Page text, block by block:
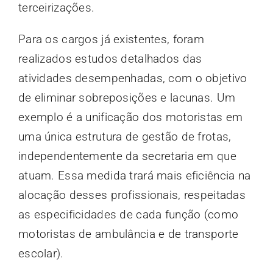
terceirizações.
Para os cargos já existentes, foram
realizados estudos detalhados das
atividades desempenhadas, com o objetivo
de eliminar sobreposições e lacunas. Um
exemplo é a unificação dos motoristas em
uma única estrutura de gestão de frotas,
independentemente da secretaria em que
atuam. Essa medida trará mais eficiência na
alocação desses profissionais, respeitadas
as especificidades de cada função (como
motoristas de ambulância e de transporte
escolar).